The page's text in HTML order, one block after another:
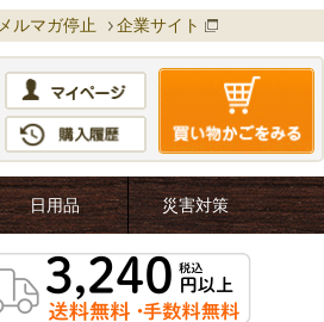
メルマガ停止 企業サイト
日用品 災害対策